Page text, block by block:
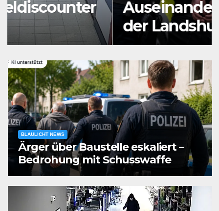
Auseinandersetzung in
der Landshuter Altstadt
BLAULICHT NEWS
Ärger über Baustelle eskaliert –
Bedrohung mit Schusswaffe